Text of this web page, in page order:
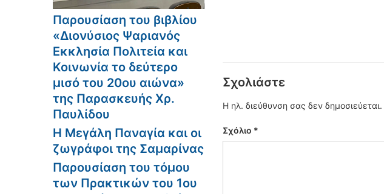
Παρουσίαση του βιβλίου
«Διονύσιος Ψαριανός
Εκκλησία Πολιτεία και
Κοινωνία το δεύτερο
μισό του 20ου αιώνα»
της Παρασκευής Χρ.
Παυλίδου
Η Μεγάλη Παναγία και οι
ζωγράφοι της Σαμαρίνας
Παρουσίαση του τόμου
των Πρακτικών του 1ου
Σχολιάστε
Η ηλ. διεύθυνση σας δεν δημοσιεύεται.
Σχόλιο *